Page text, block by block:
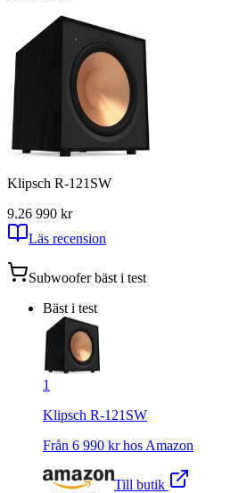
Klipsch R-121SW
9.26 990 kr
Läs recension
Subwooferbäst i test
Bäst i test
1
Klipsch R-121SW
Från 6 990 kr hos Amazon
Till butik